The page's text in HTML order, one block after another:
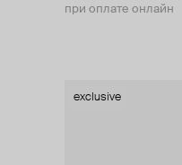
при оплате онлайн
exclusive